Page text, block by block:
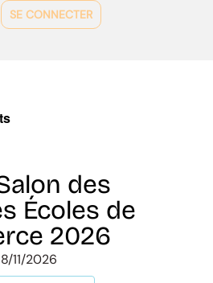
SE CONNECTER
des
Écoles de
2026
8/11/2026